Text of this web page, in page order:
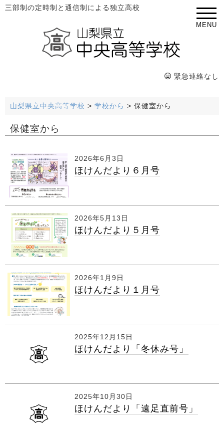
MENU
三部制の定時制と通信制による独立高校
緊急連絡なし
山梨県立中央高等学校 > 学校から > 保健室から
保健室から
2026年6月3日
ほけんだより６月号
2026年5月13日
ほけんだより５月号
2026年1月9日
ほけんだより１月号
2025年12月15日
ほけんだより「冬休み号」
2025年10月30日
ほけんだより「遠足直前号」